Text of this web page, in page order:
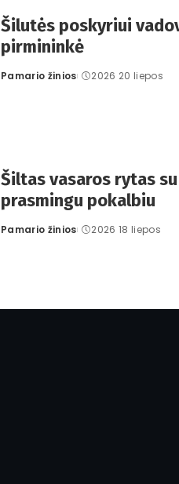
Šilutės poskyriui
pirmininkė
Posted
Pamario žinios 2026 20 liepos
Šiltas vasaros rytas
prasmingu pokalbiu
Posted
Pamario žinios 2026 18 liepos